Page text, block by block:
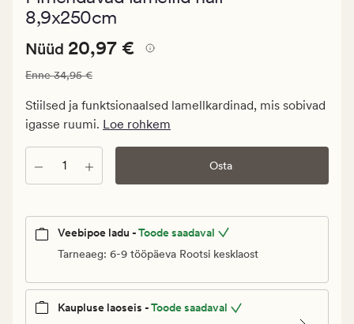
8,9x250cm
Nåværende
20,97
€.
Vanlig
Nåværende pris_ee
Nüüd 20,97 €
Vanlig pris_ee
Enne34,95 €
Stiilsed ja funktsionaalsed lamellkardinad, mis sobivad
igasse ruumi. Loe rohkem
Kogus Osta
Veebipoe ladu -Toode saadaval
Tarneaeg: 6-9 tööpäeva Rootsi kesklaost
Kaupluse laoseis -Toode saadaval